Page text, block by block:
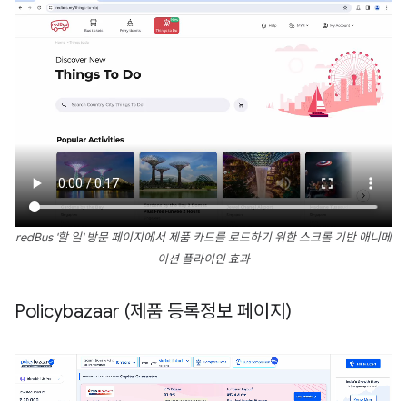
redBus '할 일' 방문 페이지에서 제품 카드를 로드하기 위한 스크롤 기반 애니메
이션 플라이인 효과
Policybazaar (제품 등록정보 페이지)